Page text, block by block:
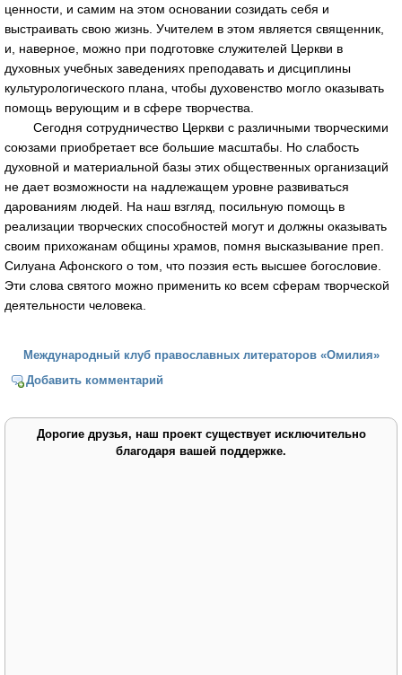
ценности, и самим на этом основании созидать себя и
выстраивать свою жизнь. Учителем в этом является священник,
и, наверное, можно при подготовке служителей Церкви в
духовных учебных заведениях преподавать и дисциплины
культурологического плана, чтобы духовенство могло оказывать
помощь верующим и в сфере творчества.
Сегодня сотрудничество Церкви с различными творческими
союзами приобретает все большие масштабы. Но слабость
духовной и материальной базы этих общественных организаций
не дает возможности на надлежащем уровне развиваться
дарованиям людей. На наш взгляд, посильную помощь в
реализации творческих способностей могут и должны оказывать
своим прихожанам общины храмов, помня высказывание преп.
Силуана Афонского о том, что поэзия есть высшее богословие.
Эти слова святого можно применить ко всем сферам творческой
деятельности человека.
Международный клуб православных литераторов «Омилия»
Добавить комментарий
Дорогие друзья, наш проект существует исключительно
благодаря вашей поддержке.